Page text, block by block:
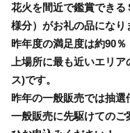
花火を間近で鑑賞でき
様分）がお礼の品になり
昨年度の満足度は約90
上場所に最も近いエリ
ス)です。
昨年の一般販売では抽選
一般販売に先駆けての